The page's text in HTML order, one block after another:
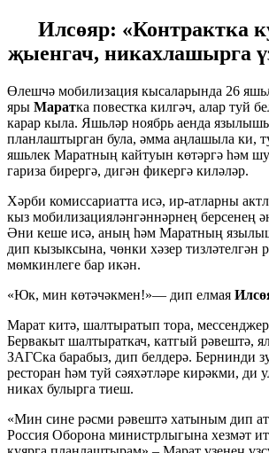
Илсөяр: «Контрактка
җыенгач, никахлашырга
Өлешчә мобилизация кысаларында 26
яры Маратка повестка килгәч, алар туй
карар кыла. Яшьләр ноябрь аенда
планлаштырган була, әмма аңлашыла ки,
яшьлек Маратның кайтуын көтәргә һәм
гариза бирергә, дигән фикергә киләләр.
Хәрби комиссариатта исә, ир-атларны
кыз мобилизацияләнгәннәрнең берсенең
Әни кеше исә, аның һәм Маратның
дип кызыксына, чөнки хәзер тизләтелгән
мөмкинлеге бар икән.
«Юк, мин көтәчәкмен!»— дип елмая
Марат китә, шалтыратып тора,
Бервакыт шалтыраткач, катгый рәвештә,
ЗАГСка барабыз, дип белдерә. Бернинди
ресторан һәм туй сәяхәтләре кирәкми, ди
никах булырга тиеш.
«Мин сине рәсми рәвештә хатыным дип
Россия Оборона министрлыгына хезмәт